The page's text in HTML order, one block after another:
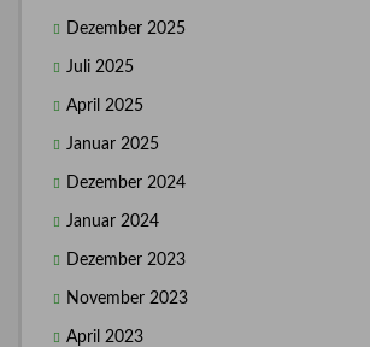
Dezember 2025
Juli 2025
April 2025
Januar 2025
Dezember 2024
Januar 2024
Dezember 2023
November 2023
April 2023